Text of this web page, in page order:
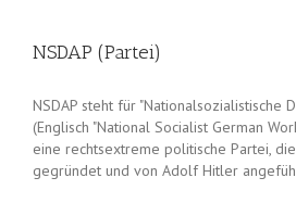
NSDAP (Partei)
NSDAP steht für "Nationalsozialistische
(Englisch "National Socialist German
eine rechtsextreme politische Partei,
gegründet und von Adolf Hitler